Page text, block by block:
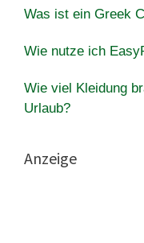
Was ist ein Greek
Wie nutze ich
Wie viel Kleidung
Urlaub?
Anzeige